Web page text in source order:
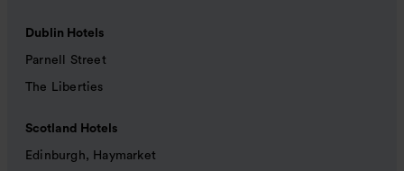
Dublin Hotels
Parnell Street
The Liberties
Scotland Hotels
Edinburgh, Haymarket